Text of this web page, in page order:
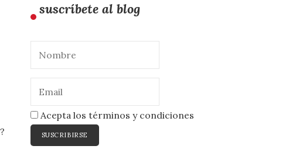
suscríbete al blog
Acepta los términos y condiciones